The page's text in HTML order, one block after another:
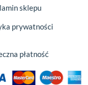
sklepu
prywatności
płatność